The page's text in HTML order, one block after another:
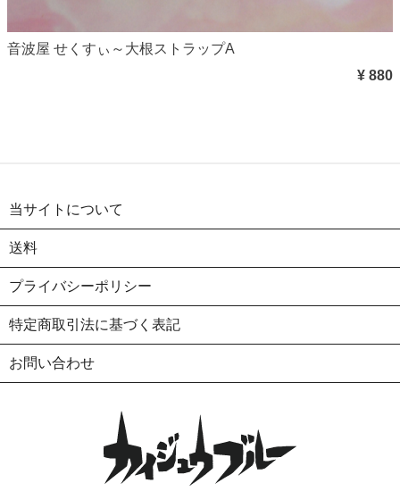
音波屋 せくすぃ～大根ストラップA
¥ 880
当サイトについて
送料
プライバシーポリシー
特定商取引法に基づく表記
お問い合わせ